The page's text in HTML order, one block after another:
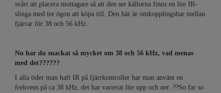
svårt att placera mottagare så att den ser källorna finns en lite IR-
slinga med tre ögon att köpa till. Den här är omkopplingsbar mellan
fjärrar för 38 och 56 kHz.
Nu har du snackat så mycket om 38 och 56 kHz, vad menas
med det??????
I alla tider man haft IR på fjärrkontroller har man använt en
frekvens på ca 38 kHz, det har varierat lite upp och ner. ??So far so